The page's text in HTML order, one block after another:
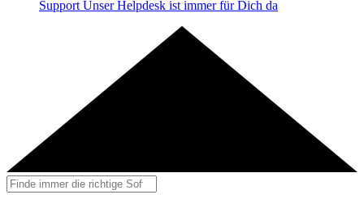
Support Unser Helpdesk ist immer für Dich da